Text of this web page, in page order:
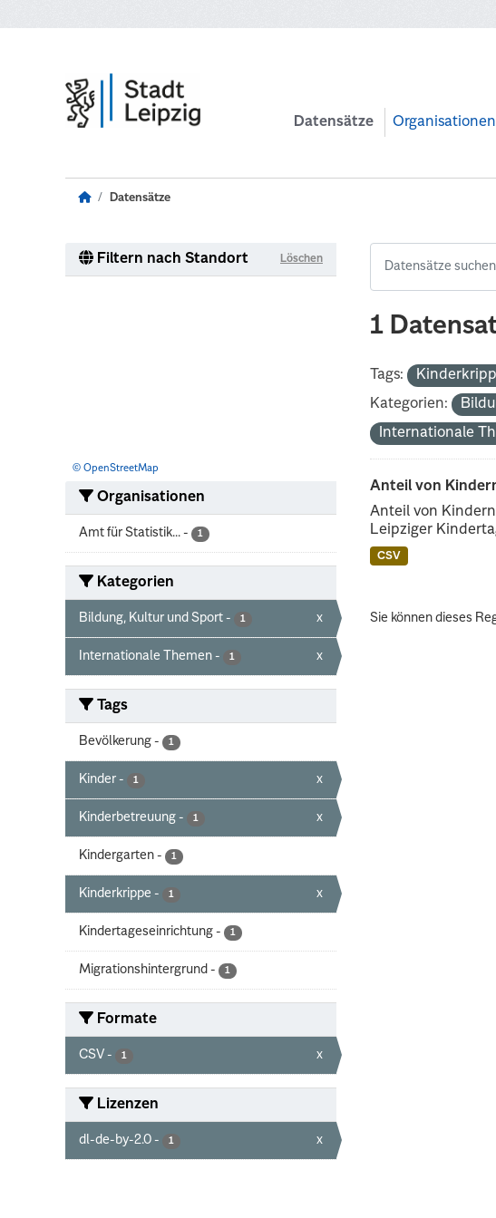
Datensätze Organisationen
Datensätze
Filtern nach Standort Löschen
© OpenStreetMap
Organisationen
Amt für Statistik... - 1
Kategorien
Bildung, Kultur und Sport - 1 x
Internationale Themen - 1 x
Tags
Bevölkerung - 1
Kinder - 1 x
Kinderbetreuung - 1 x
Kindergarten - 1
Kinderkrippe - 1 x
Kindertageseinrichtung - 1
Migrationshintergrund - 1
Formate
CSV - 1 x
Lizenzen
dl-de-by-2.0 - 1 x
1
Tags:
Kategorien:
Internationale
Anteil von
Anteil von
Leipziger
CSV
Sie können dieses